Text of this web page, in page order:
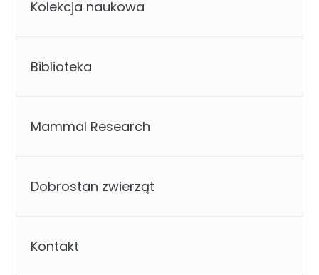
Kolekcja naukowa
Biblioteka
Mammal Research
Dobrostan zwierząt
Kontakt